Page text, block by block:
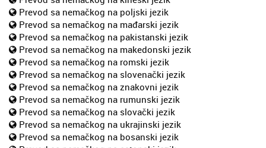
Prevod sa nemačkog na poljski jezik
Prevod sa nemačkog na mađarski jezik
Prevod sa nemačkog na pakistanski jezik
Prevod sa nemačkog na makedonski jezik
Prevod sa nemačkog na romski jezik
Prevod sa nemačkog na slovenački jezik
Prevod sa nemačkog na znakovni jezik
Prevod sa nemačkog na rumunski jezik
Prevod sa nemačkog na slovački jezik
Prevod sa nemačkog na ukrajinski jezik
Prevod sa nemačkog na bosanski jezik